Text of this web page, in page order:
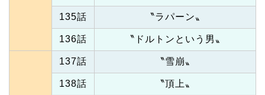
135話 〝ラパーン〟
136話 〝ドルトンという男〟
137話 〝雪崩〟
138話 〝頂上〟